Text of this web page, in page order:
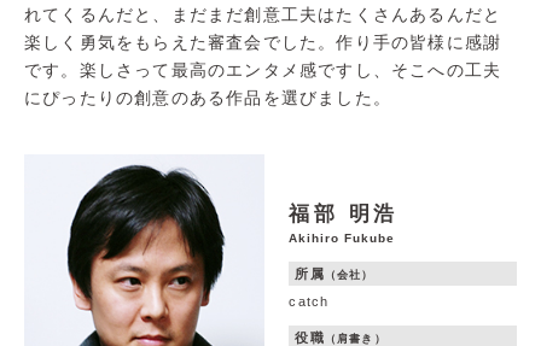
れてくるんだと、まだまだ創意工夫はたくさんあるんだと
楽しく勇気をもらえた審査会でした。作り手の皆様に感謝
です。楽しさって最高のエンタメ感ですし、そこへの工夫
にぴったりの創意のある作品を選びました。
福部 明浩
Akihiro Fukube
所属 （会社）
catch
役職 （肩書き）